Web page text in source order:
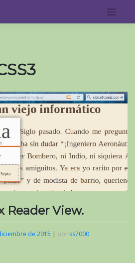
Reader View.
de 2015 | por ks7000